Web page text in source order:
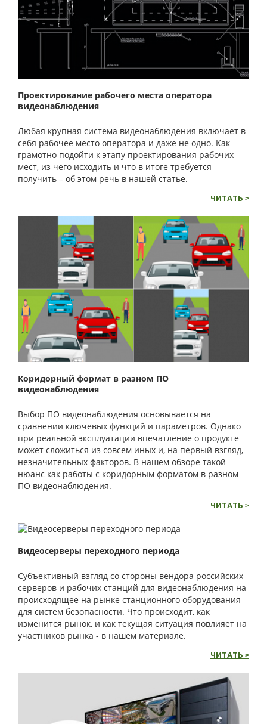
Проектирование рабочего места оператора
видеонаблюдения
Любая крупная система видеонаблюдения включает в
себя рабочее место оператора и даже не одно. Как
грамотно подойти к этапу проектирования рабочих
мест, из чего исходить и что в итоге требуется
получить – об этом речь в нашей статье.
ЧИТАТЬ >
Коридорный формат в разном ПО
видеонаблюдения
Выбор ПО видеонаблюдения основывается на
сравнении ключевых функций и параметров. Однако
при реальной эксплуатации впечатление о продукте
может сложиться из совсем иных и, на первый взгляд,
незначительных факторов. В нашем обзоре такой
нюанс как работы с коридорным форматом в разном
ПО видеонаблюдения.
ЧИТАТЬ >
Видеосерверы переходного периода
Субъективный взгляд со стороны вендора российских
серверов и рабочих станций для видеонаблюдения на
происходящее на рынке станционного оборудования
для систем безопасности. Что происходит, как
изменится рынок, и как текущая ситуация повлияет на
участников рынка - в нашем материале.
ЧИТАТЬ >